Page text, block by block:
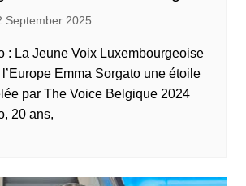
September 2025
: La Jeune Voix Luxembourgeoise
Emma Sorgato une étoile
par The Voice Belgique 2024
20 ans,